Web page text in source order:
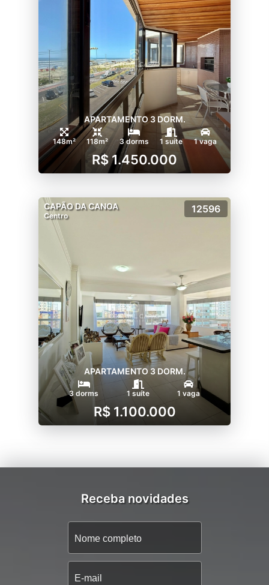
APARTAMENTO 3 DORM.
148m² 118m² 3 dorms 1 suíte 1 vaga
R$ 1.450.000
CAPÃO DA CANOA
Centro
12596
APARTAMENTO 3 DORM.
3 dorms 1 suíte 1 vaga
R$ 1.100.000
Receba novidades